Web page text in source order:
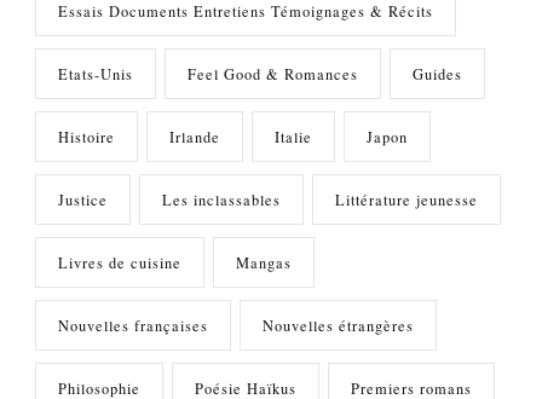
Essais Documents Entretiens Témoignages & Récits
Etats-Unis Feel Good & Romances Guides
Histoire Irlande Italie Japon
Justice Les inclassables Littérature jeunesse
Livres de cuisine Mangas
Nouvelles françaises Nouvelles étrangères
Philosophie Poésie Haïkus Premiers romans